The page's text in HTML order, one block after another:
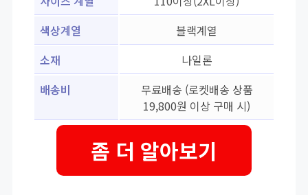
색상계열
블랙계열
소재
나일론
배송비
무료배송 (로켓배송 상품
19,800원 이상 구매 시)
좀 더 알아보기